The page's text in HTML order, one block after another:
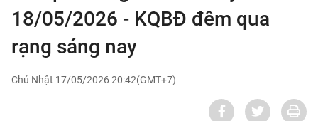
18/05/2026 - KQBĐ đêm qua
rạng sáng nay
Chủ Nhật 17/05/2026 20:42(GMT+7)